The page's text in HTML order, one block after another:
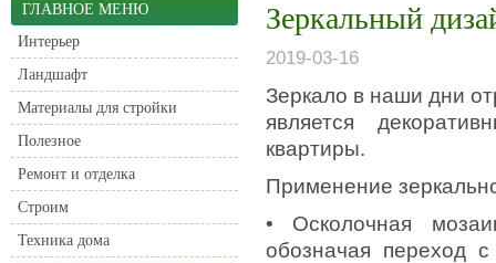
ГЛАВНОЕ МЕНЮ
Интерьер
Ландшафт
Материалы для стройки
Полезное
Ремонт и отделка
Строим
Техника дома
Зеркальный
2019-03-16
Зеркало в наши дни
является
квартиры.
Применение
• Осколочная
обозначая переход